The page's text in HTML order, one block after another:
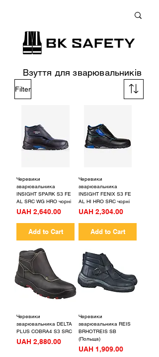
Взуття для зварювальників
Filter
Черевики
зварювальника
INSIGHT SPARK S3 FE
AL SRC WG HRO чорні
Price
UAH 2,640.00
Add to Cart
Черевики
зварювальника
INSIGHT FENIX S3 FE
AL HI HRO SRC чорні
Price
UAH 2,304.00
Add to Cart
Черевики
зварювальника DELTA
PLUS COBRA4 S3 SRC
Price
UAH 2,880.00
Черевики
зварювальника REIS
BRHOTREIS SB
(Польща)
Price
UAH 1,909.00